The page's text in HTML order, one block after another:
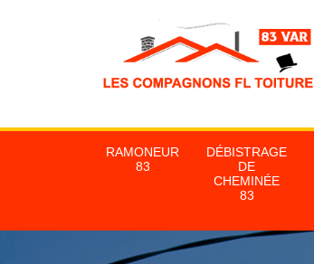
RAMONEUR
83
DÉBISTRAGE
DE
CHEMINÉE
83